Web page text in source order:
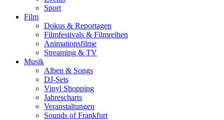
Sport
Film
Dokus & Reportagen
Filmfestivals & Filmreihen
Animationsfilme
Streaming & TV
Musik
Alben & Songs
DJ-Sets
Vinyl Shopping
Jahrescharts
Veranstaltungen
Sounds of Frankfurt